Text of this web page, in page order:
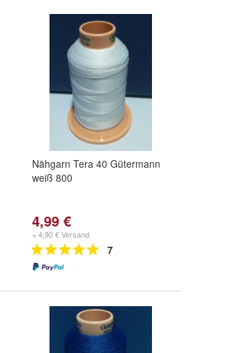
Nähgarn Tera 40 Gütermann
weiß 800
4,99 €
+ 4,90 € Versand
7